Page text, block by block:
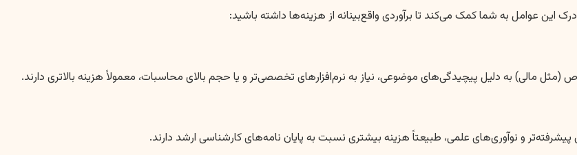
این عوامل به شما کمک می‌کند تا برآوردی واقع‌بینانه از هزینه‌ها داشته باشید:
مالی) به دلیل پیچیدگی‌های موضوعی، نیاز به نرم‌افزارهای تخصصی‌تر و یا حجم بالای محاسبات، معمولاً هزینه بالاتری دارند.
و نوآوری‌های علمی، طبیعتاً هزینه بیشتری نسبت به پایان نامه‌های کارشناسی ارشد دارند.